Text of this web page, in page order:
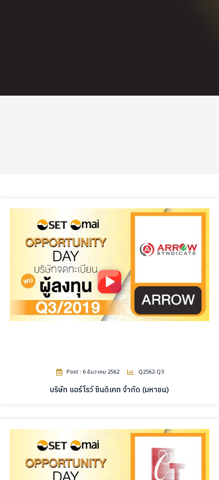
Post : 6 ธันวาคม 2562 Q2562-Q3
บริษัท แอร์โรว์ ซินดิเคท จำกัด (มหาชน)